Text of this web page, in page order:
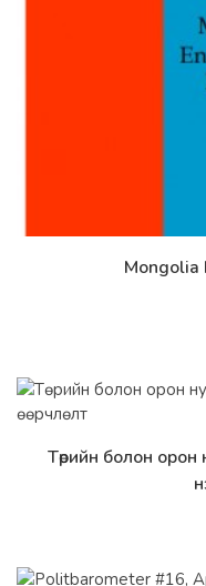
Дэлгэрэнгүй
Mongolia
Дэлгэрэнгүй
Төрийн болон орон